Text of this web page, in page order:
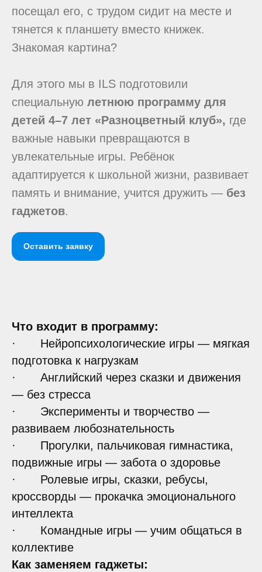
посещал его, с трудом сидит на месте и
тянется к планшету вместо книжек.
Знакомая картина?
Для этого мы в ILS подготовили
специальную летнюю программу для
детей 4–7 лет «Разноцветный клуб», где
важные навыки превращаются в
увлекательные игры. Ребёнок
адаптируется к школьной жизни, развивает
память и внимание, учится дружить — без
гаджетов.
Оставить заявку
Что входит в программу:
· Нейропсихологические игры — мягкая
подготовка к нагрузкам
· Английский через сказки и движения
— без стресса
· Эксперименты и творчество —
развиваем любознательность
· Прогулки, пальчиковая гимнастика,
подвижные игры — забота о здоровье
· Ролевые игры, сказки, ребусы,
кроссворды — прокачка эмоционального
интеллекта
· Командные игры — учим общаться в
коллективе
Как заменяем гаджеты: